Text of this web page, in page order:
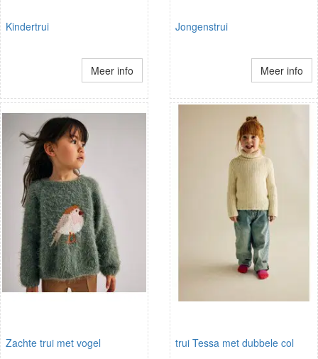
Kindertrui
Meer info
Jongenstrui
Meer info
Zachte trui met vogel trui Tessa met dubbele col